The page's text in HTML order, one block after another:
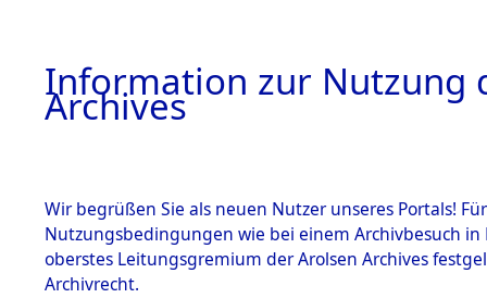
Information zur Nutzung
Archives
Wir begrüßen Sie als neuen Nutzer unseres Portals!
Nutzungsbedingungen wie bei einem Archivbesuch
oberstes Leitungsgremium der Arolsen Archives
Archivrecht.